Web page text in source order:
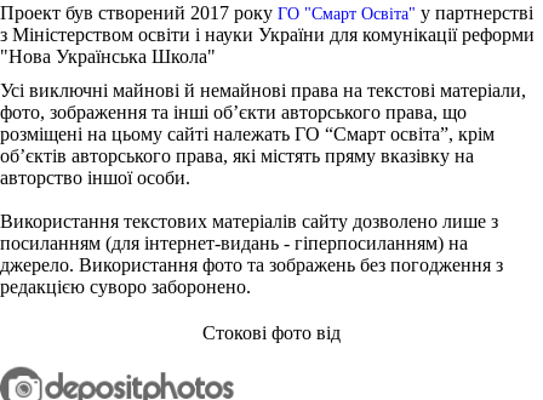
Проект був створений 2017 року ГО "Смарт Освіта" у партнерстві
з Міністерством освіти і науки України для комунікації реформи
"Нова Українська Школа"
Усі виключні майнові й немайнові права на текстові матеріали,
фото, зображення та інші об’єкти авторського права, що
розміщені на цьому сайті належать ГО “Смарт освіта”, крім
об’єктів авторського права, які містять пряму вказівку на
авторство іншої особи.
Використання текстових матеріалів сайту дозволено лише з
посиланням (для інтернет-видань - гіперпосиланням) на
джерело. Використання фото та зображень без погодження з
редакцією суворо заборонено.
Стокові фото від